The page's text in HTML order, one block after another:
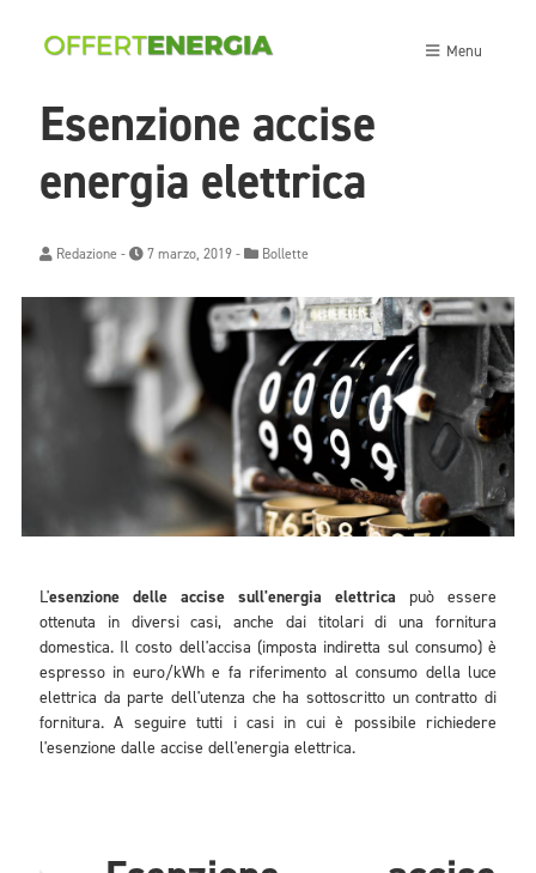
Menu
Esenzione accise
energia elettrica
Redazione- 7 marzo, 2019 - Bollette
L'esenzione delle accise sull'energia elettrica può essere
ottenuta in diversi casi, anche dai titolari di una fornitura
domestica. Il costo dell'accisa (imposta indiretta sul consumo) è
espresso in euro/kWh e fa riferimento al consumo della luce
elettrica da parte dell'utenza che ha sottoscritto un contratto di
fornitura. A seguire tutti i casi in cui è possibile richiedere
l'esenzione dalle accise dell'energia elettrica.